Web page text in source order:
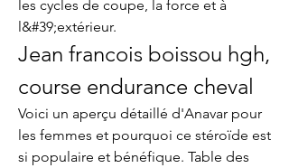
les cycles de coupe, la force et à
l&#39;extérieur.
Jean francois boissou hgh,
course endurance cheval
Voici un aperçu détaillé d'Anavar pour
les femmes et pourquoi ce stéroïde est
si populaire et bénéfique. Table des